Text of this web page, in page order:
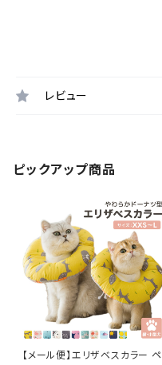
レビュー
ピックアップ商品
【メール便】エリザベスカラー ペ